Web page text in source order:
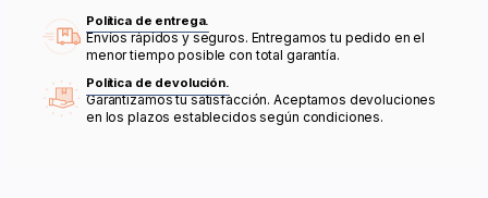
Política de entrega.
Envíos rápidos y seguros. Entregamos tu pedido en el
menor tiempo posible con total garantía.
Política de devolución.
Garantizamos tu satisfacción. Aceptamos devoluciones
en los plazos establecidos según condiciones.